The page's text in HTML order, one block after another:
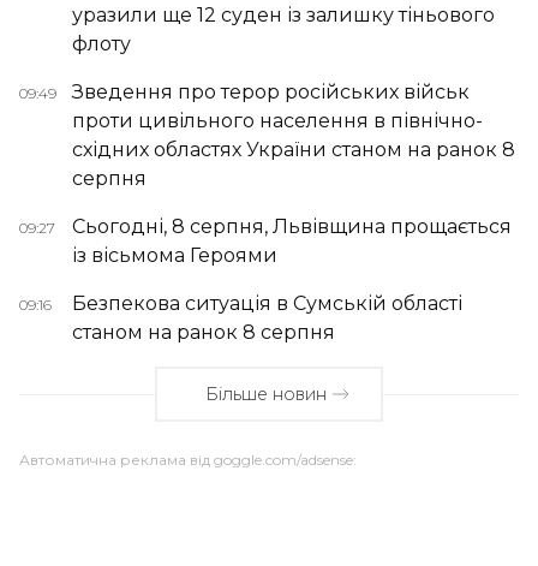
уразили ще 12 суден із залишку тіньового
флоту
09:49
Зведення про терор російських військ
проти цивільного населення в північно-
східних областях України станом на ранок 8
серпня
09:27
Сьогодні, 8 серпня, Львівщина прощається
із вісьмома Героями
09:16
Безпекова ситуація в Сумській області
станом на ранок 8 серпня
Більше новин
Автоматична реклама від goggle.com/adsense: